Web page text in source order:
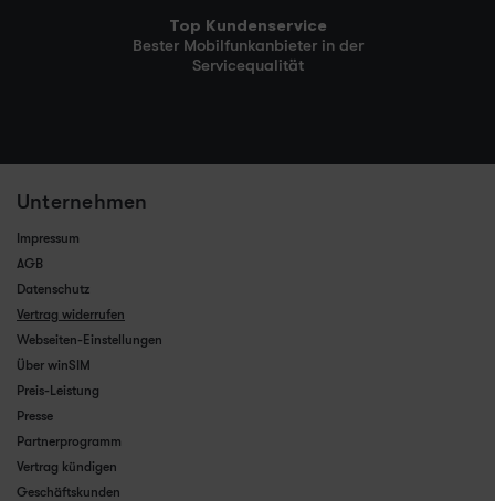
Top Kundenservice
Bester Mobilfunkanbieter in der
Servicequalität
Unternehmen
Impressum
AGB
Datenschutz
Vertrag widerrufen
Webseiten-Einstellungen
Über winSIM
Preis-Leistung
Presse
Partnerprogramm
Vertrag kündigen
Geschäftskunden